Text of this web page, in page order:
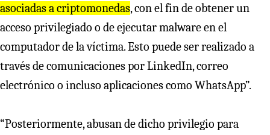
asociadas a criptomonedas, con el fin de obtener un
acceso privilegiado o de ejecutar malware en el
computador de la víctima. Esto puede ser realizado a
través de comunicaciones por LinkedIn, correo
electrónico o incluso aplicaciones como WhatsApp”.
“Posteriormente, abusan de dicho privilegio para